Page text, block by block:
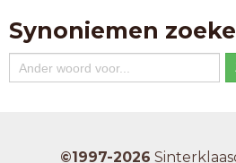
Synoniemen
©1997-2026